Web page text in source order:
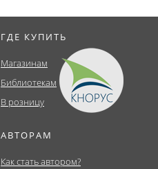
ГДЕ КУПИТЬ
Магазинам
Библиотекам
В розницу
АВТОРАМ
Как стать автором?